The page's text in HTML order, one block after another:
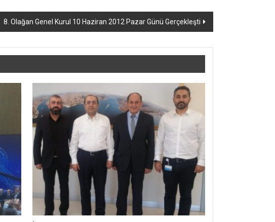
8. Olağan Genel Kurul 10 Haziran 2012 Pazar Günü Gerçekleşti